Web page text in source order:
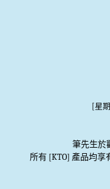
[星
筆先生於
所有 [KTO] 產品均享